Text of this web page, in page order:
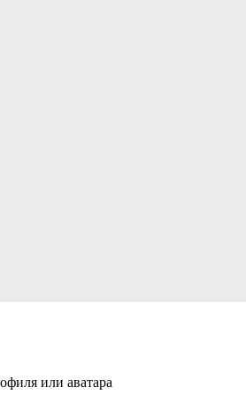
или аватара